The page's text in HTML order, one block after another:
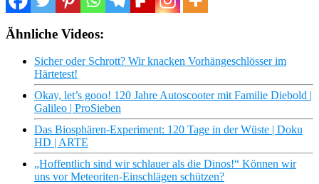
Ähnliche Videos:
Sicher oder Schrott? Wir knacken Vorhängeschlösser im
Härtetest!
Okay, let’s gooo! 120 Jahre Autoscooter mit Familie Diebold |
Galileo | ProSieben
Das Biosphären-Experiment: 120 Tage in der Wüste | Doku
HD | ARTE
„Hoffentlich sind wir schlauer als die Dinos!“ Können wir
uns vor Meteoriten-Einschlägen schützen?